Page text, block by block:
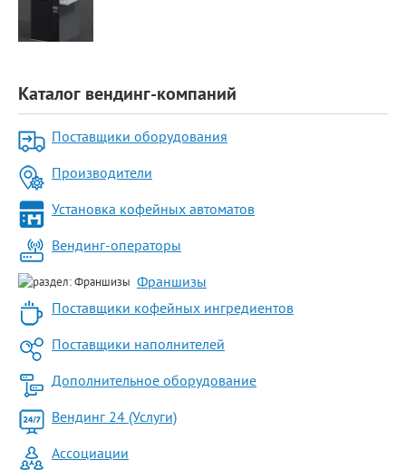
Каталог вендинг-компаний
Поставщики оборудования
Производители
Установка кофейных автоматов
Вендинг-операторы
Франшизы
Поставщики кофейных ингредиентов
Поставщики наполнителей
Дополнительное оборудование
Вендинг 24 (Услуги)
Ассоциации